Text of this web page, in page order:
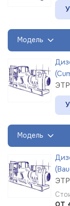
Модель
Модель
от